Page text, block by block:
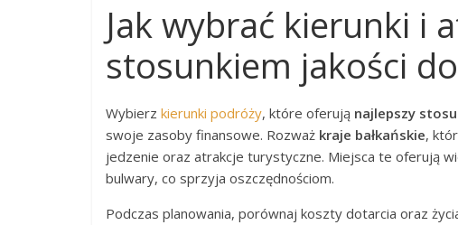
Jak wybrać kierunki i
stosunkiem jakości
Wybierz kierunki podróży, które oferują najlepszy
swoje zasoby finansowe. Rozważ kraje bałkańskie,
jedzenie oraz atrakcje turystyczne. Miejsca te oferują
bulwary, co sprzyja oszczędnościom.
Podczas planowania, porównaj koszty dotarcia oraz